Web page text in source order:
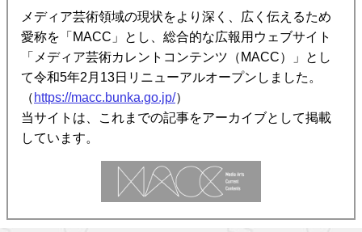
メディア芸術領域の現状をより深く、広く伝えるため
愛称を「MACC」とし、総合的な広報用ウェブサイト
「メディア芸術カレントコンテンツ（MACC）」とし
て令和5年2月13日リニューアルオープンしました。
（ https://macc.bunka.go.jp/）
当サイトは、これまでの記事をアーカイブとして掲載
しています。